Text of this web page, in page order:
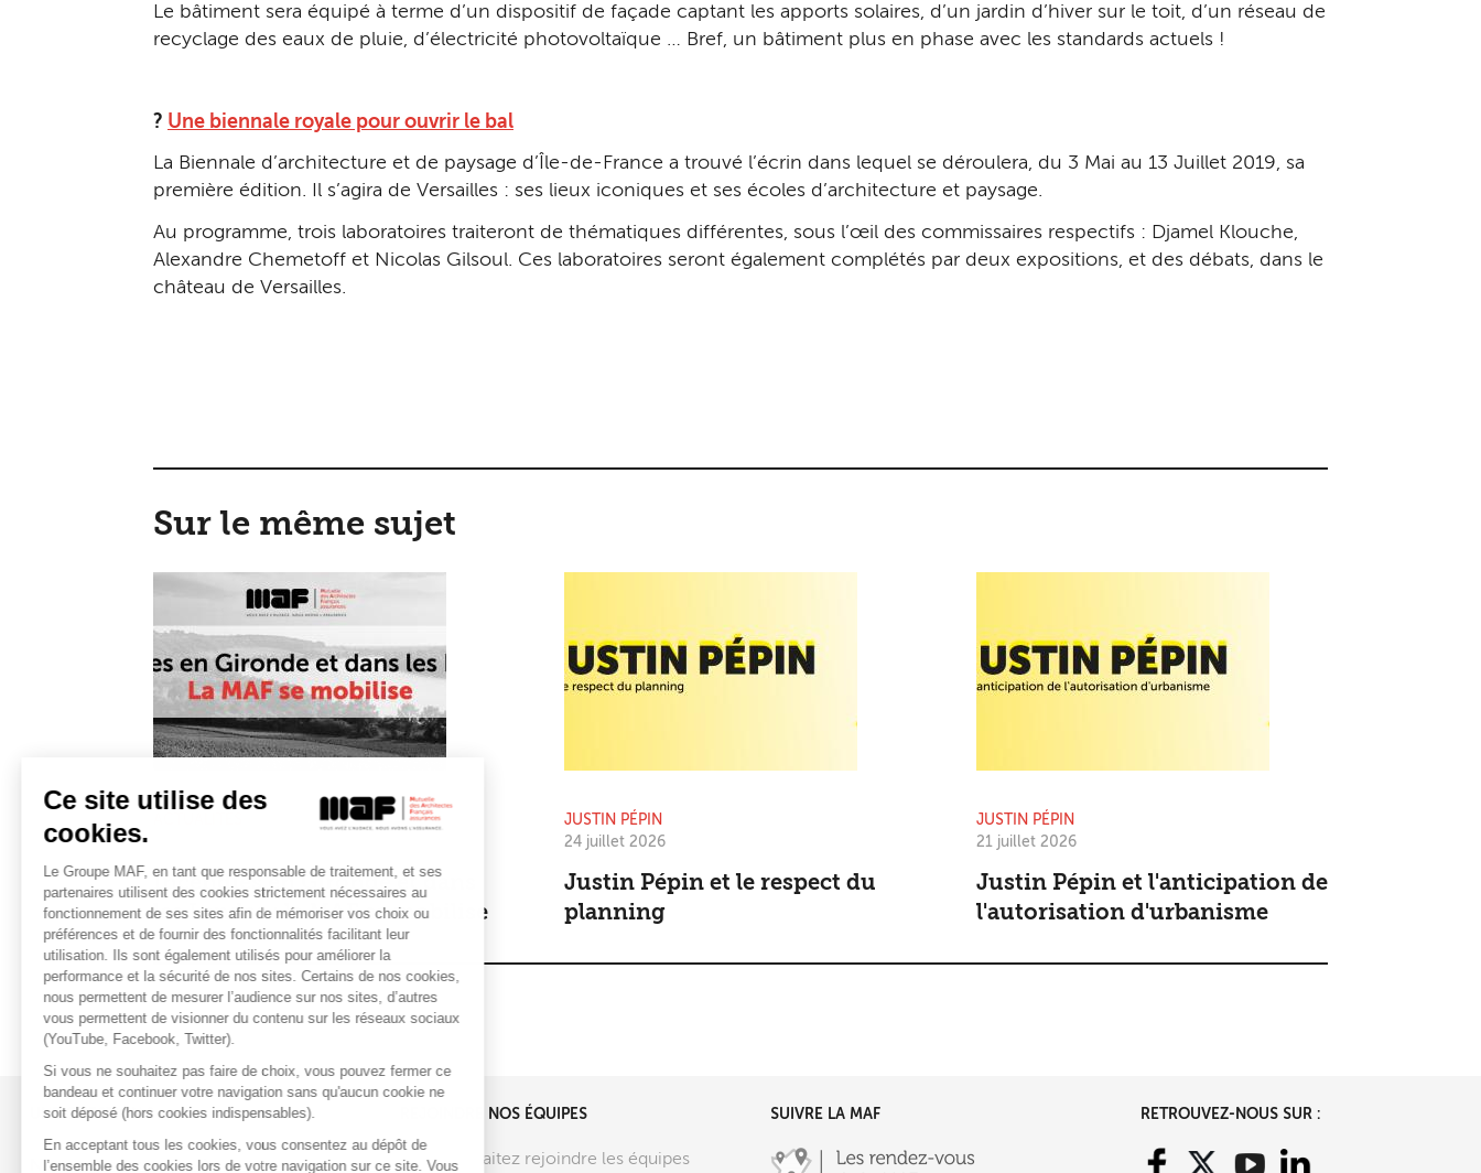
Ce site utilise des
cookies.
Le Groupe MAF, en tant que responsable de traitement, et ses
partenaires utilisent des cookies strictement nécessaires au
fonctionnement de ses sites afin de mémoriser vos choix ou
préférences et de fournir des fonctionnalités facilitant leur
utilisation. Ils sont également utilisés pour améliorer la
performance et la sécurité de nos sites. Certains de nos cookies,
nous permettent de mesurer l’audience sur nos sites, d’autres
vous permettent de visionner du contenu sur les réseaux sociaux
(YouTube, Facebook, Twitter).
Si vous ne souhaitez pas faire de choix, vous pouvez fermer ce
bandeau et continuer votre navigation sans qu'aucun cookie ne
soit déposé (hors cookies indispensables).
En acceptant tous les cookies, vous consentez au dépôt de
l’ensemble des cookies lors de votre navigation sur ce site. Vous
Le bâtiment sera équipé à terme d’un dispositif de façade captant les apports solaires, d’un jardin d’hiver sur le toit, d’un réseau de
recyclage des eaux de pluie, d’électricité photovoltaïque … Bref, un bâtiment plus en phase avec les standards actuels !
? Une biennale royale pour ouvrir le bal
La Biennale d’architecture et de paysage d’Île-de-France a trouvé l’écrin dans lequel se déroulera, du 3 Mai au 13 Juillet 2019, sa
première édition. Il s’agira de Versailles : ses lieux iconiques et ses écoles d’architecture et paysage.
Au programme, trois laboratoires traiteront de thématiques différentes, sous l’œil des commissaires respectifs : Djamel Klouche,
Alexandre Chemetoff et Nicolas Gilsoul. Ces laboratoires seront également complétés par deux expositions, et des débats, dans le
château de Versailles.
Sur le même sujet
Incendies en Gironde et dans
les Landes : la MAF se mobilise
JUSTIN PÉPIN
24 juillet 2026
Justin Pépin et le respect du
planning
JUSTIN PÉPIN
21 juillet 2026
Justin Pépin et l'anticipation de
l'autorisation d'urbanisme
UNE QUESTION ?
Nous contacter
REJOINDRE NOS ÉQUIPES
Vous souhaitez rejoindre les équipes
SUIVRE LA MAF RETROUVEZ-NOUS SUR :